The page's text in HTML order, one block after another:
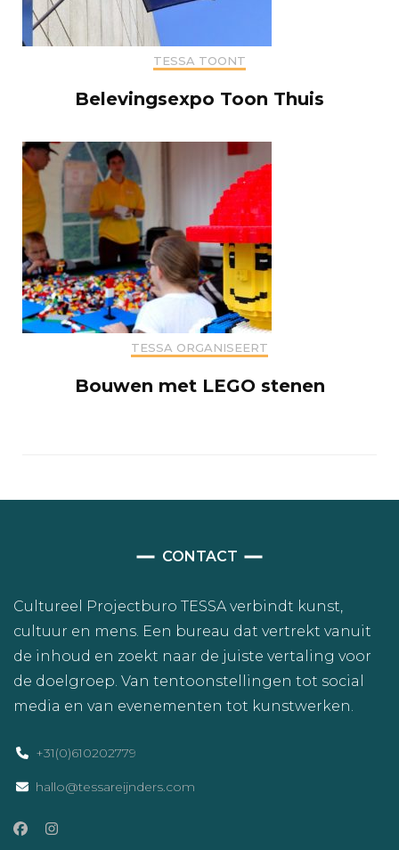
TESSA TOONT
Belevingsexpo Toon Thuis
TESSA ORGANISEERT
Bouwen met LEGO stenen
CONTACT
Cultureel Projectburo TESSA verbindt kunst,
cultuur en mens. Een bureau dat vertrekt vanuit
de inhoud en zoekt naar de juiste vertaling voor
de doelgroep. Van tentoonstellingen tot social
media en van evenementen tot kunstwerken.
+31(0)610202779
hallo@tessareijnders.com